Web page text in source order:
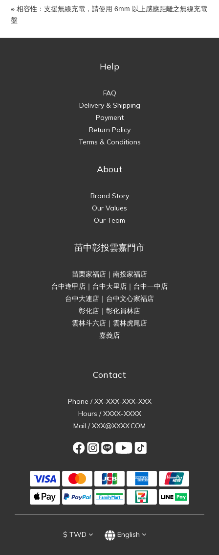
※ 相容性：支援無線充電，請使用 6mm 以上感應距離之無線充電
盤
Help
FAQ
Delivery & Shipping
Payment
Return Policy
Terms & Conditions
About
Brand Story
Our Values
Our Team
苗中彰投雲嘉門市
苗栗家福店｜南投家福店
台中逢甲店｜台中大里店｜台中一中店
台中大連店｜台中文心家福店
彰化店｜彰化員林店
雲林斗六店｜雲林虎尾店
嘉義店
Contact
Phone / XX-XXX-XXX-XXX
Hours / XXXX-XXXX
Mail / XXX@XXXX.COM
$ TWD English